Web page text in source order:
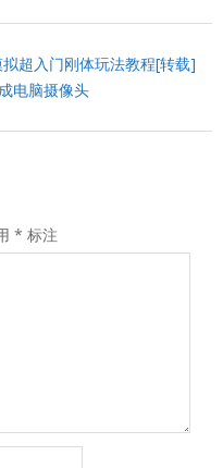
超入门刚体玩法教程[转载]
电脑摄像头
* 标注